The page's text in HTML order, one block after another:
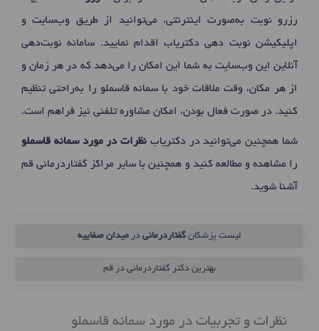
رزرو نوبت به‌صورت اینترنتی، می‌توانید از طریق وب‌سایت و
اپلیکیشن نوبت دهی دکتریاب اقدام نمایید. سامانه نوبت‌دهی
آنلاین این وب‌سایت به شما این امکان را می‌دهد که در هر زمان و
از هر مکان، وقت ملاقات خود با سمانه قاسملو را به‌راحتی تنظیم
کنید. در صورت فعال بودن، امکان مشاوره تلفنی نیز فراهم است.
شما همچنین می‌توانید در دکتریاب نظرات در مورد سمانه قاسملو
را مشاهده و مطالعه کنید و همچنین با سایر مراکز گفتاردرمانی قم
آشنا شوید.
لیست پزشکان گفتاردرمانی در میدان صفاییه
بهترین دکتر گفتاردرمانی در قم
نظرات و تجربیات در مورد سمانه قاسملو